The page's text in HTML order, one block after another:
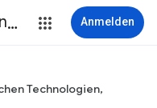
Datenschutzerklärung & Nutzungsbedingungen Anmelden
Technologien,